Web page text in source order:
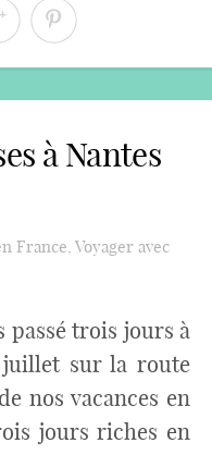
à Nantes
France, Voyager avec
passé trois jours à
juillet sur la route
nos vacances en
jours riches en